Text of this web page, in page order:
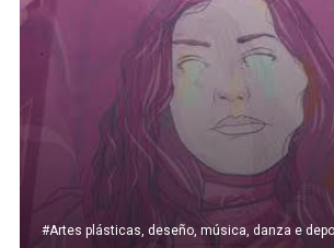
#Artes plásticas, deseño, música, danza e